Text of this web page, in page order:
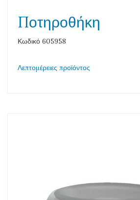
Ποτηροθήκη
Κωδικό 605958
Λεπτομέρειες προϊόντος